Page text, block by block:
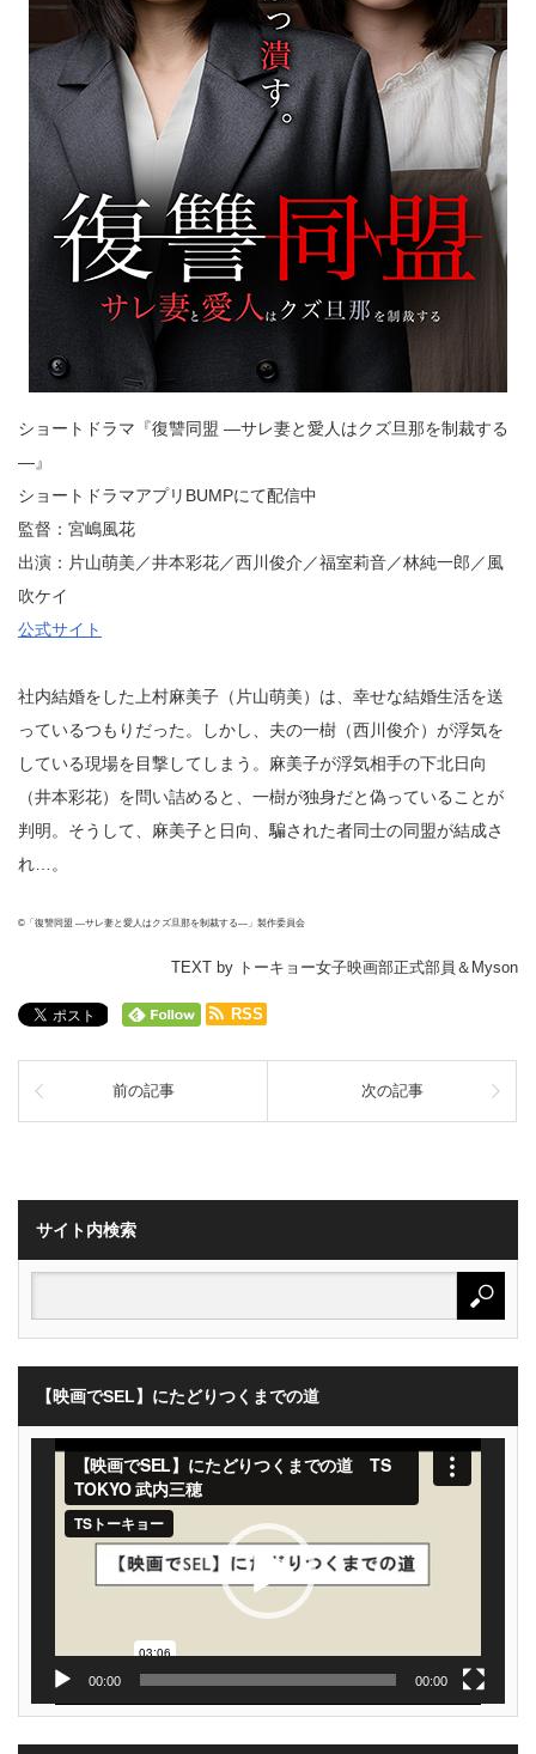
ショートドラマ『復讐同盟 —サレ妻と愛人はクズ旦那を制裁する
—』
ショートドラマアプリBUMPにて配信中
監督：宮嶋風花
出演：片山萌美／井本彩花／西川俊介／福室莉音／林純一郎／風
吹ケイ
公式サイト
社内結婚をした上村麻美子（片山萌美）は、幸せな結婚生活を送
っているつもりだった。しかし、夫の一樹（西川俊介）が浮気を
している現場を目撃してしまう。麻美子が浮気相手の下北日向
（井本彩花）を問い詰めると、一樹が独身だと偽っていることが
判明。そうして、麻美子と日向、騙された者同士の同盟が結成さ
れ…。
©「復讐同盟 —サレ妻と愛人はクズ旦那を制裁する—」製作委員会
TEXT by トーキョー女子映画部正式部員＆Myson
RSS
前の記事 次の記事
サイト内検索
【映画でSEL】にたどりつくまでの道
動
00:00 00:00